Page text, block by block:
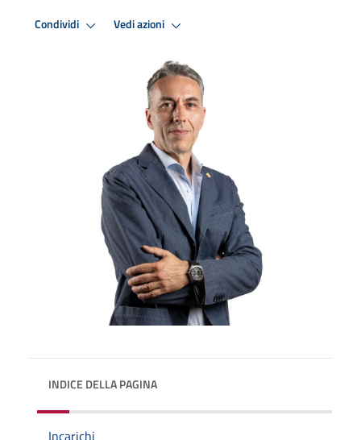
Condividi Vedi azioni
INDICE DELLA PAGINA
Incarichi